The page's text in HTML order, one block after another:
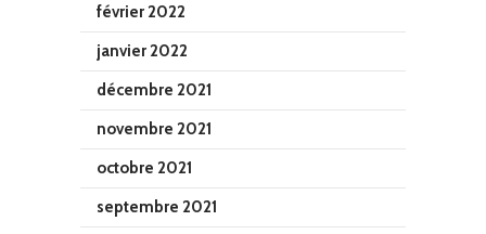
février 2022
janvier 2022
décembre 2021
novembre 2021
octobre 2021
septembre 2021